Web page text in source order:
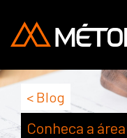
< Blog
Conheça a